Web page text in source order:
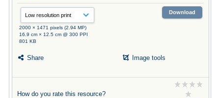
2000 × 1471 pixels (2.94 MP)
16.9 cm × 12.5 cm @ 300 PPI
801 KB
Download
Share Image tools
How do you rate this resource?